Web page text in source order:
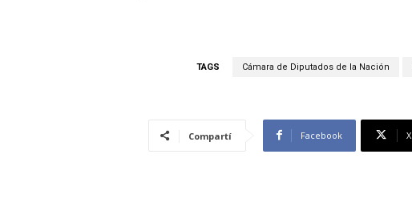
TAGS Cámara de Diputados de la Nación
Compartí Facebook X